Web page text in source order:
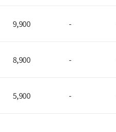
9,900 -
8,900 -
5,900 -